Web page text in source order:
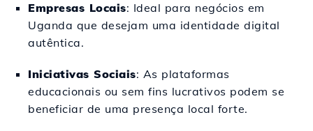
Empresas Locais: Ideal para negócios em
Uganda que desejam uma identidade digital
autêntica.
Iniciativas Sociais: As plataformas
educacionais ou sem fins lucrativos podem se
beneficiar de uma presença local forte.